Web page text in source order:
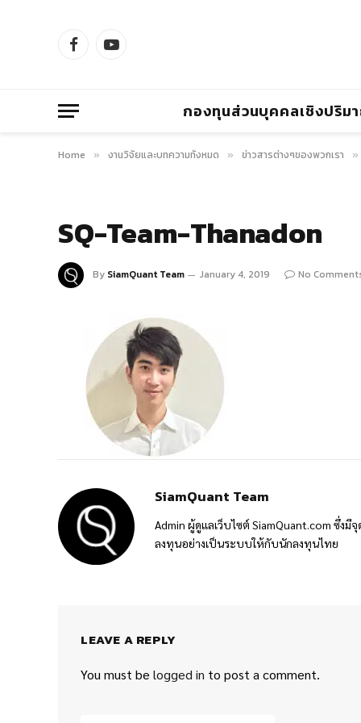
FacebookYouTube
กองทุนส่วนบุคคลเชิงปริม
Home » งานวิจัยและบทความทั้งหมด » ข่าวสารต่างๆของพวกเรา »
SQ-Team-Thanadon
By SiamQuant Team January 4, 2019 No
SiamQuant Team
Admin ผู้ดูแลเว็บไซต์ SiamQuant.com ซึ่ง
ลงทุนอย่างเป็นระบบให้กับนักลงทุนไทย
LEAVE A REPLY
You must be logged in to post a comment.